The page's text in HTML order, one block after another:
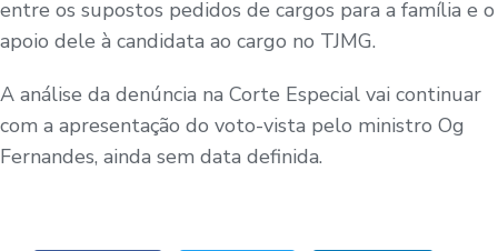
entre os supostos pedidos de cargos para a família e o
apoio dele à candidata ao cargo no TJMG.
A análise da denúncia na Corte Especial vai continuar
com a apresentação do voto-vista pelo ministro Og
Fernandes, ainda sem data definida.